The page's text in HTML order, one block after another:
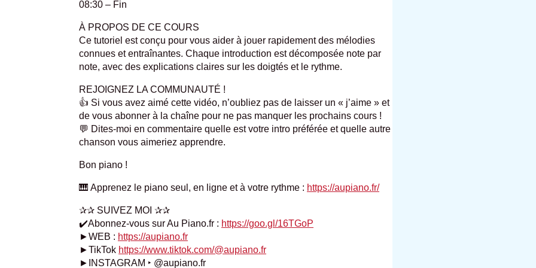
08:30 – Fin
À PROPOS DE CE COURS
Ce tutoriel est conçu pour vous aider à jouer rapidement des mélodies
connues et entraînantes. Chaque introduction est décomposée note par
note, avec des explications claires sur les doigtés et le rythme.
REJOIGNEZ LA COMMUNAUTÉ !
👍 Si vous avez aimé cette vidéo, n’oubliez pas de laisser un « j’aime » et
de vous abonner à la chaîne pour ne pas manquer les prochains cours !
💬 Dites-moi en commentaire quelle est votre intro préférée et quelle autre
chanson vous aimeriez apprendre.
Bon piano !
🎹 Apprenez le piano seul, en ligne et à votre rythme : https://aupiano.fr/
✰✰ SUIVEZ MOI ✰✰
✔️Abonnez-vous sur Au Piano.fr : https://goo.gl/16TGoP
►WEB : https://aupiano.fr
►TikTok https://www.tiktok.com/@aupiano.fr
►INSTAGRAM ‣ @aupiano.fr